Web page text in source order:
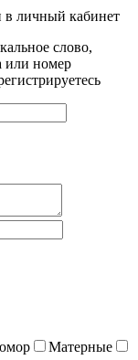
в личный кабинет
слово,
или номер
Матерные